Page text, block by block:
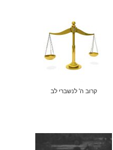
קרוב ה' לנשברי לב